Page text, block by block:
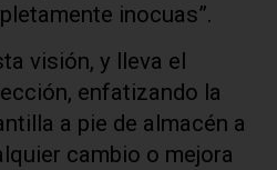
inocuas”.
visión, y lleva el
enfatizando la
a pie de almacén a
cambio o mejora